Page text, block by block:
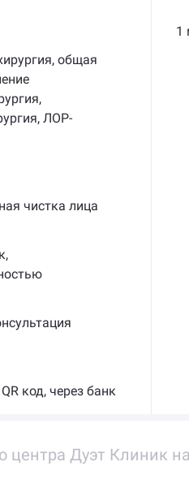
, общая
,
, ЛОР-
чистка лица
,
QR код, через банк
1
центра Дуэт Клиник